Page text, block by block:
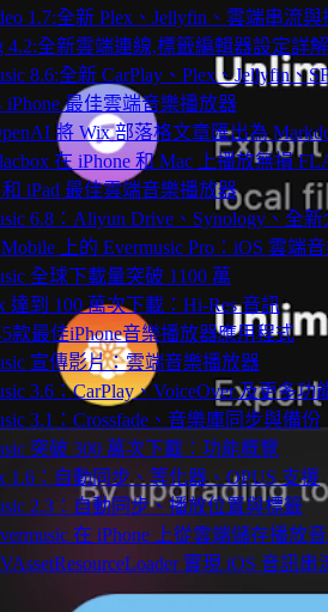
1.7:全新 Plex、Jellyfin、雲端串流
4.2:全新雲端連線,標籤編輯器設定詳解
8.6:全新 CarPlay、Plex、Jellyfin、
iPhone 最佳雲端音樂播放器
將 Wix 部落格文章匯出為
在 iPhone 和 Mac 上播放無損
和 iPad 最佳雲端音樂播放器
6.8：Aliyun Drive、Synology、全
Mobile 上的 Evermusic Pro：iOS 雲端
全球下載量突破 1100 萬
達到 100 萬次下載：Hi-Res 音訊
5款最佳iPhone音樂播放器應用程式
宣傳影片：雲端音樂播放器
3.6：CarPlay、VoiceOver 及更多功
3.1：Crossfade、音樂庫同步與備份
突破 300 萬次下載：功能概覽
1.6：自動同步、等化器、OPUS 支援
2.3：自動同步、播放位置與標籤
在 iPhone 上從雲端儲存播放
實現 iOS 音訊串